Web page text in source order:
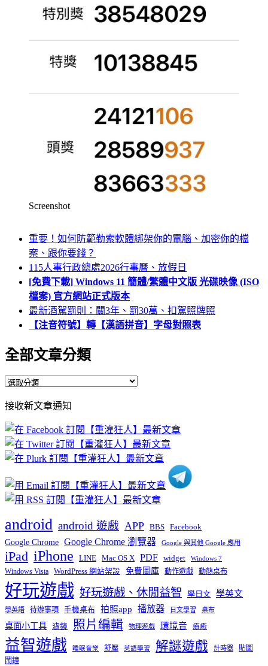
Screenshot
重要！如何防範勒索軟體綁架你的電腦、加密你的檔
案、跟你要錢？
115人事行政總處2026行事曆、放假日
[免費下載] Windows 11 簡體/繁體中文版 光碟映像 (ISO
檔案) 官方網站正式版本
最新酒駕罰則：關3年、罰30萬、扣駕照牌照
【注音符號】轉【漢語拼音】字母對照表
全部文章分類
全
文
章
分
類
接收新文章通知
android android 遊戲 APP BBS Facebook
Google Chrome Google Chrome 瀏覽器 Google 與其他 Google 應用
iPad iPhone LINE Mac OS X PDF widget Windows 7
Windows Vista WordPress 網站架設 免費圖庫 動作遊戲 動態桌布
好玩遊戲 好玩遊戲、休閒益智 學日文 學英文
學英語 待辦事項 手機桌布 拍照app 播放器 日文學習 桌布
桌面小工具 濾鏡 照片編輯 物理遊戲 環境音 療癒
益智遊戲 睡眠音樂 舒壓 英語學習 解謎遊戲 計時器
貼圖
鬧鐘